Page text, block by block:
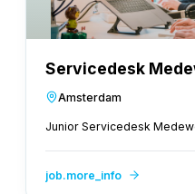
Servicedesk
Amsterdam
Junior Servicedesk
job.more_info